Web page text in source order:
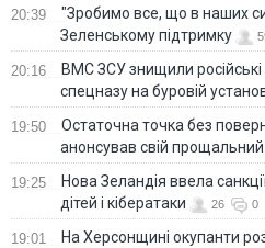
20:39
"Зробимо все, що в наших
Зеленському підтримку
20:16
ВМС ЗСУ знищили
спецназу на буровій
19:50
Остаточна точка без
анонсував свій
19:25
Нова Зеландія ввела
дітей і кібератаки
26 0
19:01
На Херсонщині окупанти